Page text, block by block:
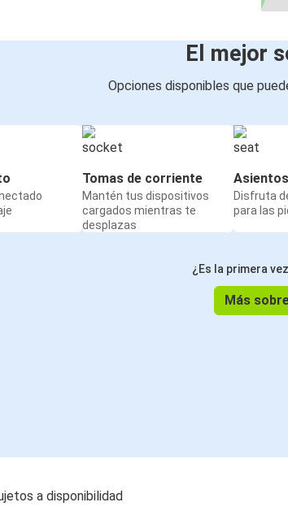
El mejor
Opciones disponibles que
Tomas de corriente
Mantén tus dispositivos
cargados mientras te
desplazas
Disfruta
para las
¿Es la primera
Más
a disponibilidad